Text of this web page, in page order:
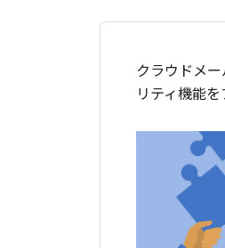
クラウドメ
リティ機能